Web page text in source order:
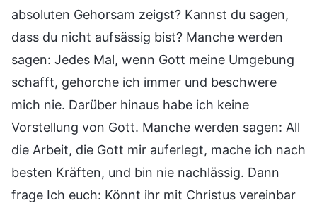
absoluten Gehorsam zeigst? Kannst du sagen,
dass du nicht aufsässig bist? Manche werden
sagen: Jedes Mal, wenn Gott meine Umgebung
schafft, gehorche ich immer und beschwere
mich nie. Darüber hinaus habe ich keine
Vorstellung von Gott. Manche werden sagen: All
die Arbeit, die Gott mir auferlegt, mache ich nach
besten Kräften, und bin nie nachlässig. Dann
frage Ich euch: Könnt ihr mit Christus vereinbar